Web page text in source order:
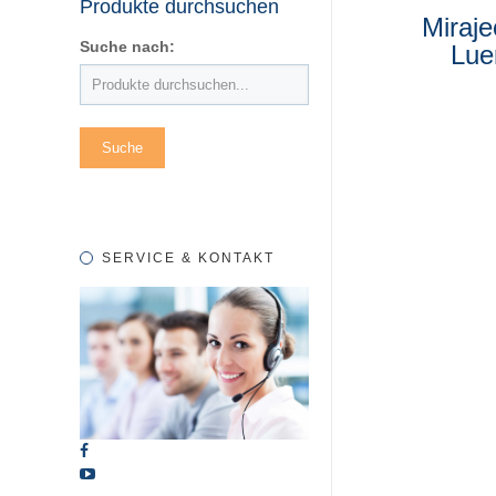
Produkte durchsuchen
Suche nach:
SERVICE & KONTAKT